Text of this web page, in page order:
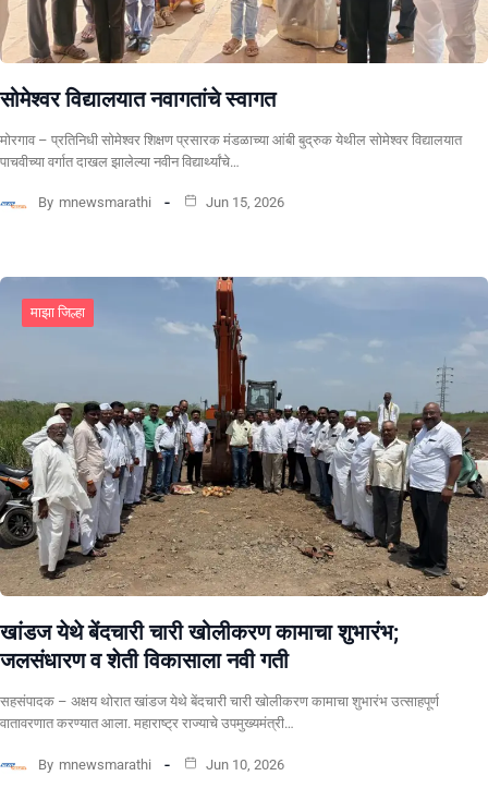
सोमेश्वर विद्यालयात नवागतांचे स्वागत
मोरगाव – प्रतिनिधी सोमेश्वर शिक्षण प्रसारक मंडळाच्या आंबी बुद्रुक येथील सोमेश्वर विद्यालयात
पाचवीच्या वर्गात दाखल झालेल्या नवीन विद्यार्थ्यांचे…
By mnewsmarathi Jun 15, 2026
माझा जिल्हा
खांडज येथे बेंदचारी चारी खोलीकरण कामाचा शुभारंभ;
जलसंधारण व शेती विकासाला नवी गती
सहसंपादक – अक्षय थोरात खांडज येथे बेंदचारी चारी खोलीकरण कामाचा शुभारंभ उत्साहपूर्ण
वातावरणात करण्यात आला. महाराष्ट्र राज्याचे उपमुख्यमंत्री…
By mnewsmarathi Jun 10, 2026